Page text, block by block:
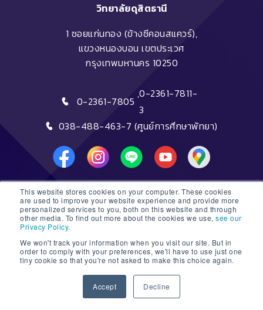
This website stores cookies on your computer. These cookies
are used to improve your website experience and provide more
personalized services to you, both on this website and through
other media. To find out more about the cookies we use, see our
Privacy Policy.
We won't track your information when you visit our site. But in
order to comply with your preferences, we'll have to use just one
tiny cookie so that you're not asked to make this choice again.
Accept Decline
วิทยาลัยดุสิตธานี
1 ซอยแก่นทอง (ข้างซีคอนสแควร์),
แขวงหนองบอน เขตประเวศ
กรุงเทพมหานคร 10250
0-2361-7805
,0-2361-7811-
3
038-488-463-7 (ศูนย์การศึกษาพัทยา)
DTC HOTLINE
FAQs
ติดต่อฝ่ายรับสมัครหลักสูตรระยะสั้น
ติดต่อฝ่ายรับสมัครหลักสูตรปริญญา
© 2026 Dusit Thani College |